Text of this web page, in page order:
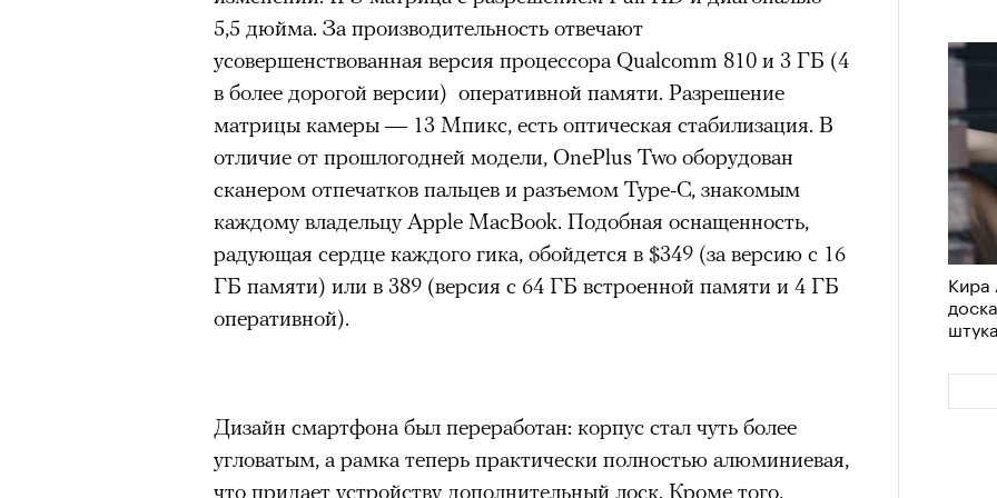
Кира
5,5 дюйма. За производительность отвечают
усовершенствованная версия процессора Qualcomm 810 и 3 ГБ (4
в более дорогой версии) оперативной памяти. Разрешение
матрицы камеры — 13 Мпикс, есть оптическая стабилизация. В
отличие от прошлогодней модели, OnePlus Two оборудован
сканером отпечатков пальцев и разъемом Type-C, знакомым
каждому владельцу Apple MacBook. Подобная оснащенность,
радующая сердце каждого гика, обойдется в $349 (за версию с 16
ГБ памяти) или в 389 (версия с 64 ГБ встроенной памяти и 4 ГБ
оперативной).
Дизайн смартфона был переработан: корпус стал чуть более
угловатым, а рамка теперь практически полностью алюминиевая,
что придает устройству дополнительный лоск. Кроме того,
очнувшийся Нур) точно не будет лишним в дни очередного
обострения мигрантского кризиса.
Адресованный европейцам
добросердечный призыв
точно не будет лишним в
мигрантского кризиса.
«РБК
человеком, дважды покорившим все 14 восьмитысячников
планеты без использования кислорода.